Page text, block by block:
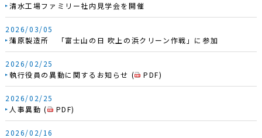
清水工場ファミリー社内見学会を開催
2026/03/05
蒲原製造所 「富士山の日 吹上の浜クリーン作戦」に参加
2026/02/25
執行役員の異動に関するお知らせ ( PDF)
2026/02/25
人事異動 ( PDF)
2026/02/16